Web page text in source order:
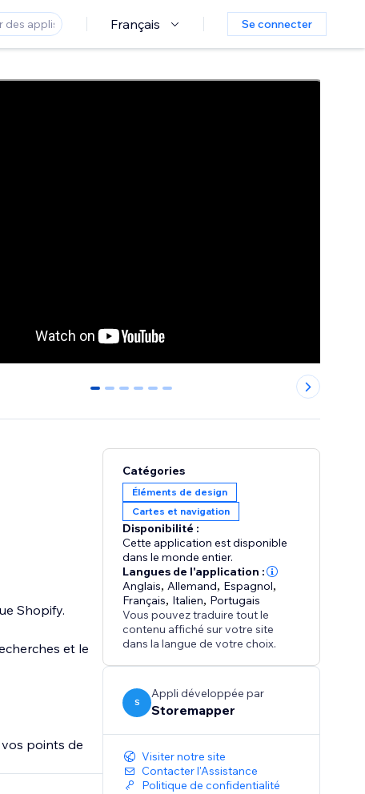
Français Se connecter
0 1 2 3 4 5
Shopify.
et le
points de
Catégories
Éléments de design
Cartes et navigation
Disponibilité :
Cette application est disponible
dans le monde entier.
Langues de l'application :
Anglais, Allemand, Espagnol,
Français, Italien, Portugais
Vous pouvez traduire tout le
contenu affiché sur votre site
dans la langue de votre choix.
S
Appli développée par
Storemapper
Visiter notre site
Contacter l'Assistance
Politique de confidentialité